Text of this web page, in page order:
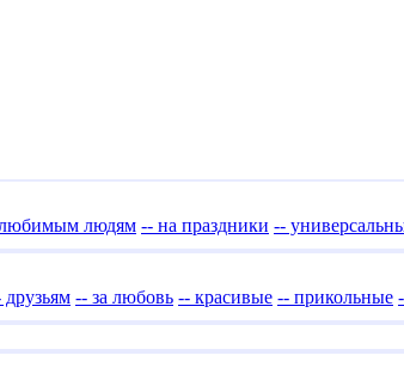
людям -- на праздники --
друзьям -- за любовь -- красивые -- прикольные